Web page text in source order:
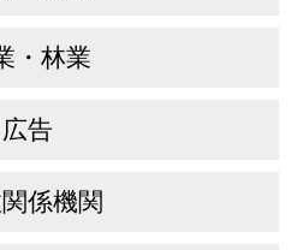
・林業
広告
係機関